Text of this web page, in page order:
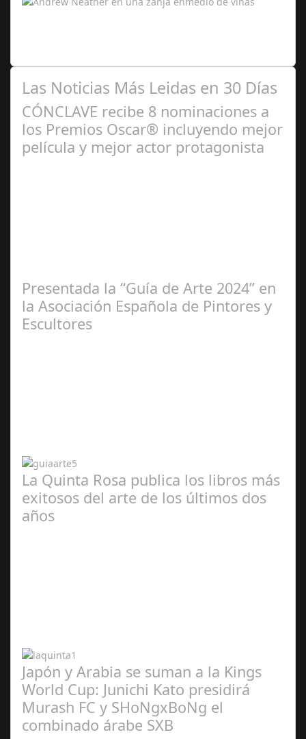
Las Noticias Más Leidas en 30 Días
CÓNCLAVE recibe 8 nominaciones a
los Premios Oscar® incluyendo mejor
película y mejor actor protagonista
Presentada la “Guía de Arte 2024” en
la Asociación Española de Pintores y
Escultores
La Quinta Rosa publica los libros más
exitosos del arte de los últimos dos
años
Japón y Arabia se suman a la Kings
World Cup: Junichi Kato presidirá
Murash FC y SHoNgxBoNg el
combinado árabe SXB